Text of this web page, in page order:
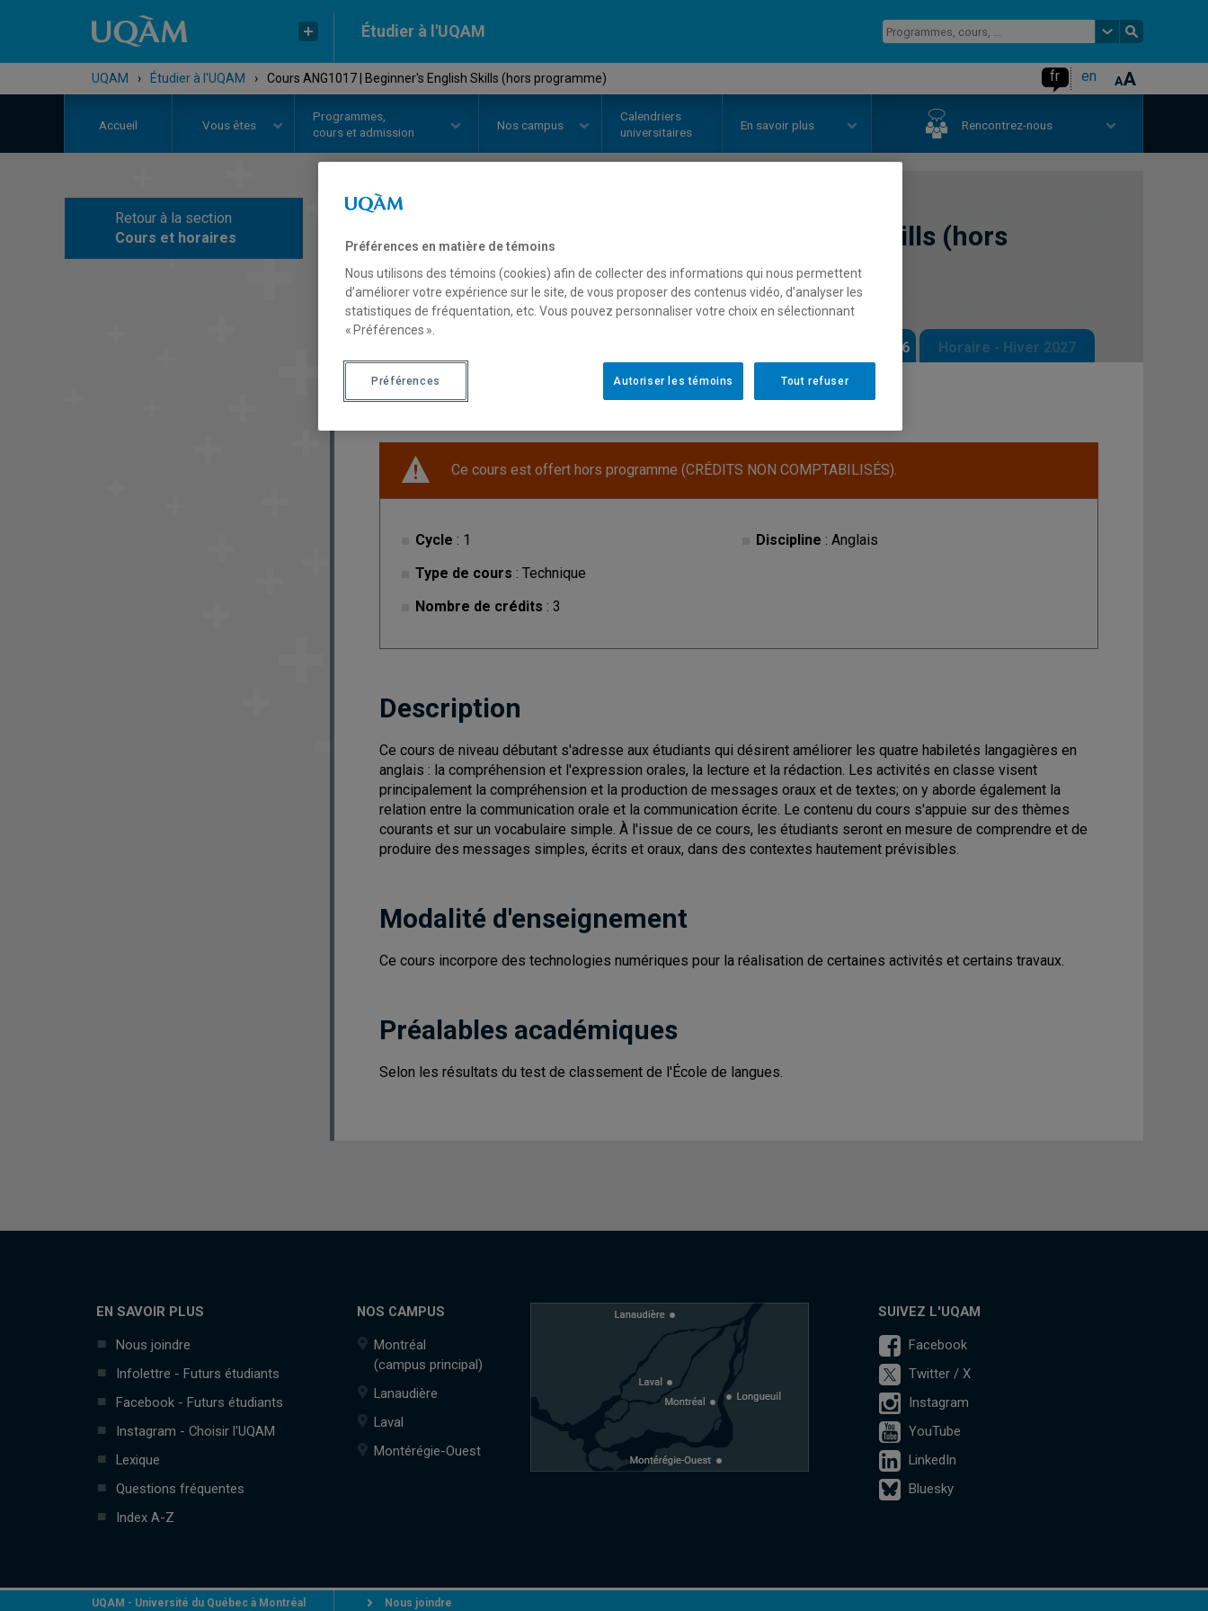
Étudier à l'UQAM
UQAM › Étudier à l'UQAM › Cours ANG1017 | Beginner's English Skills (hors programme) fr en
Accueil Vous êtes
Programmes,
cours et admission
Nos campus
Calendriers
universitaires
En savoir plus Rencontrez-nous
Retour à la section
Cours et horaires
COURS// ANG1017
Beginner's English Skills (hors
programme)
Horaire - Automne 2026 Horaire - Hiver 2027
Ce cours est offert hors programme (CRÉDITS NON COMPTABILISÉS).
Cycle : 1
Type de cours : Technique
Nombre de crédits : 3
Discipline : Anglais
Description
Ce cours de niveau débutant s'adresse aux étudiants qui désirent améliorer les quatre habiletés langagières en
anglais : la compréhension et l'expression orales, la lecture et la rédaction. Les activités en classe visent
principalement la compréhension et la production de messages oraux et de textes; on y aborde également la
relation entre la communication orale et la communication écrite. Le contenu du cours s'appuie sur des thèmes
courants et sur un vocabulaire simple. À l'issue de ce cours, les étudiants seront en mesure de comprendre et de
produire des messages simples, écrits et oraux, dans des contextes hautement prévisibles.
Modalité d'enseignement
Ce cours incorpore des technologies numériques pour la réalisation de certaines activités et certains travaux.
Préalables académiques
Selon les résultats du test de classement de l'École de langues.
EN SAVOIR PLUS
Nous joindre
Infolettre - Futurs étudiants
Facebook - Futurs étudiants
Instagram - Choisir l'UQAM
Lexique
Questions fréquentes
Index A-Z
NOS CAMPUS
Montréal
(campus principal)
Lanaudière
Laval
Montérégie-Ouest
SUIVEZ L'UQAM
Facebook
Twitter / X
Instagram
YouTube
LinkedIn
Bluesky
UQAM - Université du Québec à Montréal Nous joindre
Préférences en matière de témoins
Nous utilisons des témoins (cookies) afin de collecter des informations qui nous permettent
d’améliorer votre expérience sur le site, de vous proposer des contenus vidéo, d’analyser les
statistiques de fréquentation, etc. Vous pouvez personnaliser votre choix en sélectionnant
« Préférences ».
Tout refuser
Autoriser les témoins
Préférences